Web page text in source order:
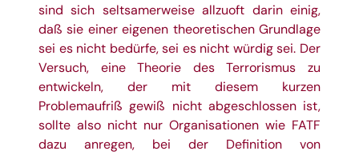
sind sich seltsamerweise allzuoft darin einig,
daß sie einer eigenen theoretischen Grundlage
sei es nicht bedürfe, sei es nicht würdig sei. Der
Versuch, eine Theorie des Terrorismus zu
entwickeln, der mit diesem kurzen
Problemaufriß gewiß nicht abgeschlossen ist,
sollte also nicht nur Organisationen wie FATF
dazu anregen, bei der Definition von